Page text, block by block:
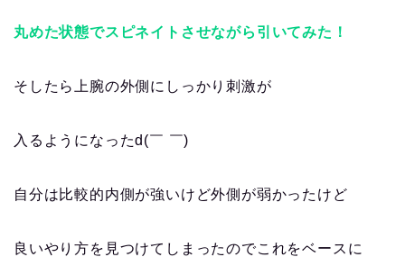
丸めた状態でスピネイトさせながら引いてみた！
そしたら上腕の外側にしっかり刺激が
入るようになったd(￣ ￣)
自分は比較的内側が強いけど外側が弱かったけど
良いやり方を見つけてしまったのでこれをベースに